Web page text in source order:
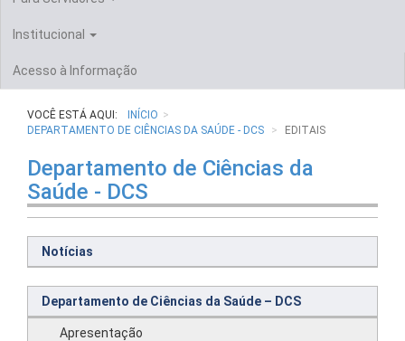
Institucional
Acesso à Informação
VOCÊ ESTÁ AQUI:
INÍCIO
DEPARTAMENTO DE CIÊNCIAS DA SAÚDE - DCS
EDITAIS
Departamento de Ciências da
Saúde - DCS
Notícias
Departamento de Ciências da Saúde – DCS
Apresentação